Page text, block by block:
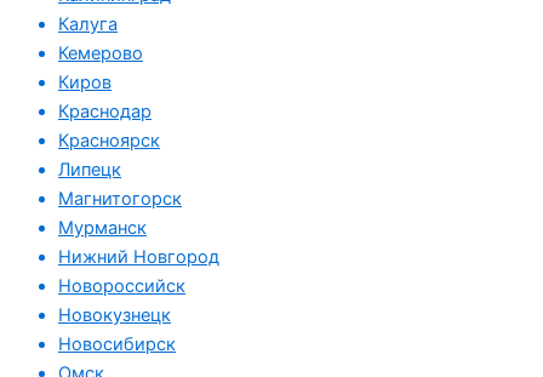
Калуга
Кемерово
Киров
Краснодар
Красноярск
Липецк
Магнитогорск
Мурманск
Нижний Новгород
Новороссийск
Новокузнецк
Новосибирск